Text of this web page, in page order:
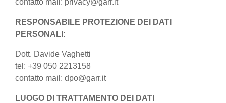
contatto mail: privacy@garr.it
RESPONSABILE PROTEZIONE DEI DATI
PERSONALI:
Dott. Davide Vaghetti
tel: +39 050 2213158
contatto mail: dpo@garr.it
LUOGO DI TRATTAMENTO DEI DATI